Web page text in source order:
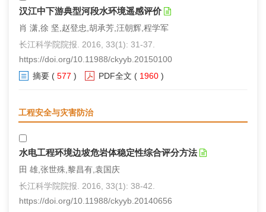
汉江中下游典型河段水环境遥感评价
肖 潇,徐 坚,赵登忠,胡承芳,汪朝辉,程学军
长江科学院院报. 2016, 33(1): 31-37.
https://doi.org/10.11988/ckyyb.20150100
摘要 ( 577 ) PDF全文 ( 1960 )
工程安全与灾害防治
水电工程环境边坡危岩体稳定性综合评分方法
田 雄,张世殊,黎昌有,袁国庆
长江科学院院报. 2016, 33(1): 38-42.
https://doi.org/10.11988/ckyyb.20140656